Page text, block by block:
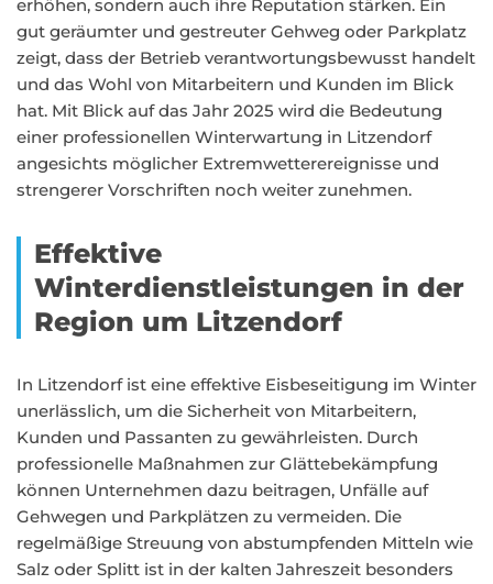
erhöhen, sondern auch ihre Reputation stärken. Ein
gut geräumter und gestreuter Gehweg oder Parkplatz
zeigt, dass der Betrieb verantwortungsbewusst handelt
und das Wohl von Mitarbeitern und Kunden im Blick
hat. Mit Blick auf das Jahr 2025 wird die Bedeutung
einer professionellen Winterwartung in Litzendorf
angesichts möglicher Extremwetterereignisse und
strengerer Vorschriften noch weiter zunehmen.
Effektive
Winterdienstleistungen in der
Region um Litzendorf
In Litzendorf ist eine effektive Eisbeseitigung im Winter
unerlässlich, um die Sicherheit von Mitarbeitern,
Kunden und Passanten zu gewährleisten. Durch
professionelle Maßnahmen zur Glättebekämpfung
können Unternehmen dazu beitragen, Unfälle auf
Gehwegen und Parkplätzen zu vermeiden. Die
regelmäßige Streuung von abstumpfenden Mitteln wie
Salz oder Splitt ist in der kalten Jahreszeit besonders